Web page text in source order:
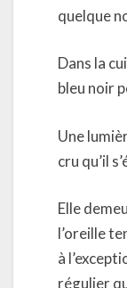
quelque
Dans la
bleu noir
Une
cru qu’il
Elle
l’oreille
à
régulier